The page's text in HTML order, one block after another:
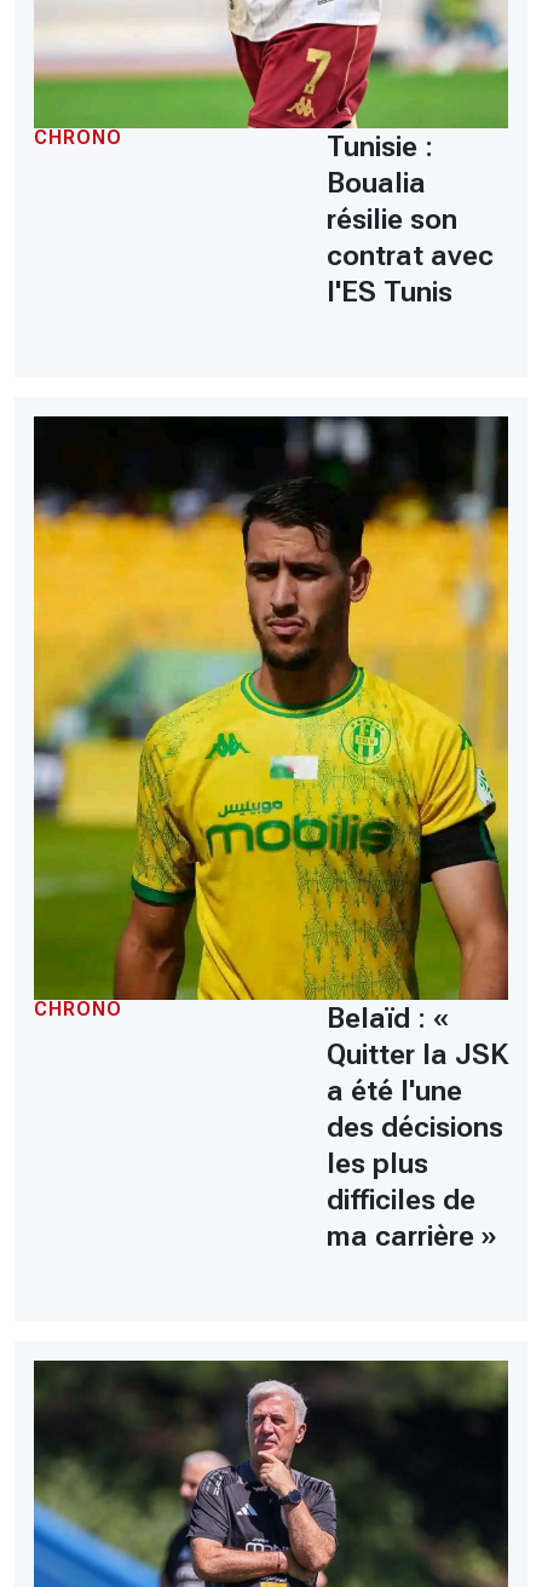
CHRONO
Tunisie :
Boualia
résilie son
contrat avec
l'ES Tunis
CHRONO
Belaïd : «
Quitter la JSK
a été l'une
des décisions
les plus
difficiles de
ma carrière »